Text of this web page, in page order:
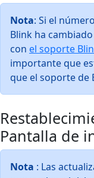
Nota: Si el
Blink ha
con el soporte
importante que
que el soporte de
Pantalla de
Nota : Las